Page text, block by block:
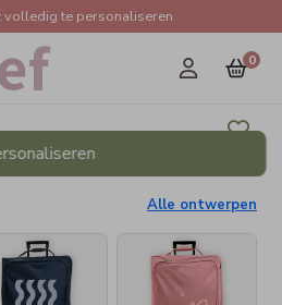
volledig te personaliseren
0
Alle ontwerpen